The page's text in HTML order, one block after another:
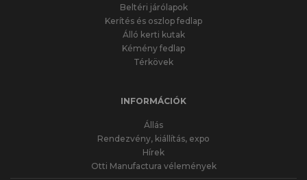
Beltéri járólapok
Kerítés és oszlop fedlap
Álló kerti kutak
Kémény fedlap
Térkövek
INFORMÁCIÓK
Állás
Rendezvény, kiállítás, expo
Hírek
Otti Manufactura vélemények